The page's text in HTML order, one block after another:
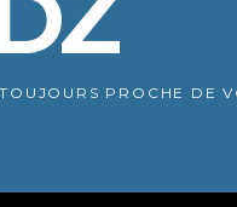
PROCHE DE